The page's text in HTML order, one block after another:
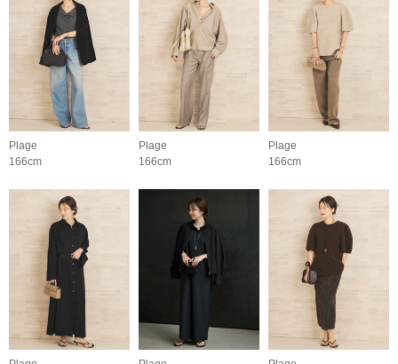
Plage
166cm
Plage
166cm
Plage
166cm